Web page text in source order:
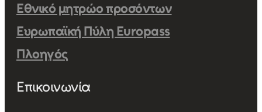
Εθνικό μητρώο προσόντων
Ευρωπαϊκή Πύλη Europass
Πλοηγός
Επικοινωνία